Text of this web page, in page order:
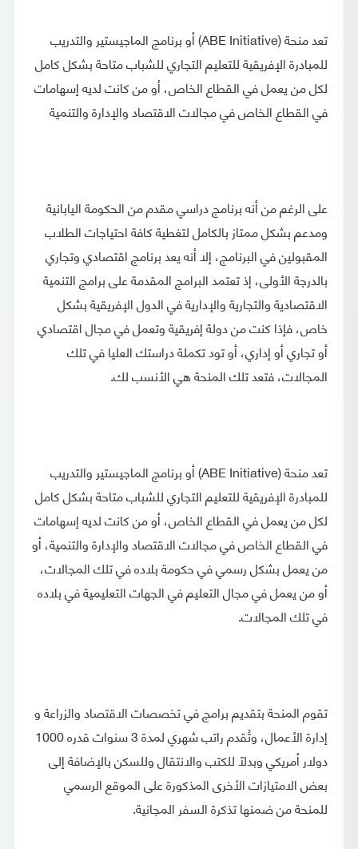
تعد منحة (ABE Initiative) أو برنامج الماجيستير والتدريب
للمبادرة الإفريقية للتعليم التجاري للشباب متاحة بشكل كامل
لكل من يعمل في القطاع الخاص، أو من كانت لديه إسهامات
في القطاع الخاص في مجالات الاقتصاد والإدارة والتنمية
على الرغم من أنه برنامج دراسي مقدم من الحكومة اليابانية
ومدعم بشكل ممتاز بالكامل لتغطية كافة احتياجات الطلاب
المقبولين في البرنامج، إلا أنه يعد برنامج اقتصادي وتجاري
بالدرجة الأولى، إذ تعتمد البرامج المقدمة على برامج التنمية
الاقتصادية والتجارية والإدارية في الدول الإفريقية بشكل
خاص، فإذا كنت من دولة إفريقية وتعمل في مجال اقتصادي
أو تجاري أو إداري، أو تود تكملة دراستك العليا في تلك
المجالات، فتعد تلك المنحة هي الأنسب لك.
تعد منحة (ABE Initiative) أو برنامج الماجيستير والتدريب
للمبادرة الإفريقية للتعليم التجاري للشباب متاحة بشكل كامل
لكل من يعمل في القطاع الخاص، أو من كانت لديه إسهامات
في القطاع الخاص في مجالات الاقتصاد والإدارة والتنمية، أو
من يعمل بشكل رسمي في حكومة بلاده في تلك المجالات،
أو من يعمل في مجال التعليم في الجهات التعليمية في بلاده
في تلك المجالات.
تقوم المنحة بتقديم برامج في تخصصات الاقتصاد والزراعة و
إدارة الأعمال، وتُقدم راتب شهري لمدة 3 سنوات قدره 1000
دولار أمريكي وبدلًا للكتب والانتقال وللسكن بالإضافة إلى
بعض الامتيازات الأخرى المذكورة على الموقع الرسمي
للمنحة من ضمنها تذكرة السفر المجانية.